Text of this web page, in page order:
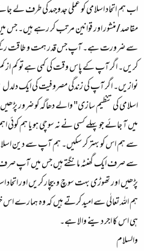
اب ہم اتحاد اسلامی کو عملی جدوجہد کی طرف لے
مقاصد/منشور اور قوانین مرتب کر رہے ہیں۔
سے ضرورت ہے۔ آپ جس قدر ہمت و طاقت رکھتے
کریں۔ اگر آپ کے پاس وقت کی کمی ہے تو کم از
نوازیں۔ اگر آپ کی زندگی مصروفیت کی ایک
اسلامی کی تنظیم سازی" والے دھاگہ کو ضرور
میں آ جائے جو پہلے کسی نے نہ سوچی ہو یا ہم
سے ہم اس کو بہتر کر سکیں۔ ہم آپ سے دین
سے صرف ایک گھنٹہ مانگتے ہیں جس میں آپ صرف
پڑھیں اور تھوڑی بہت سوچ و بیچار کریں اور اتحاد
ہم اللہ تعالٰی سے امید کرتے ہیں کہ وہ ہمارے
ہی اس کا اجر دینے والا ہے۔
والسلام